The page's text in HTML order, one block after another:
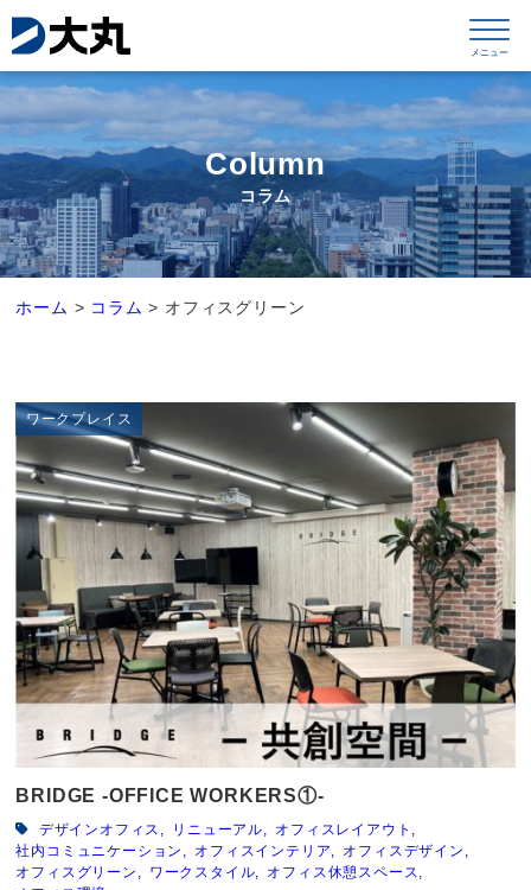
Column
コラム
ホーム > コラム > オフィスグリーン
ワークプレイス
BRIDGE -OFFICE WORKERS①-
デザインオフィス リニューアル
オフィスレイアウト
社内コミュニケーション
オフィスインテリア
オフィスデザイン
オフィスグリーン
ワークスタイル
オフィス休憩スペース